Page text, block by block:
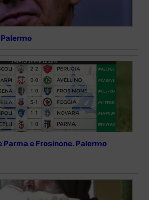
Parma e Frosinone. Palermo